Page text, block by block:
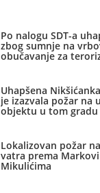
Po nalogu SDT-a
zbog sumnje na
obučavanje za
Uhapšena
je izazvala požar na
objektu u tom gradu
Lokalizovan požar
vatra prema
Mikulićima